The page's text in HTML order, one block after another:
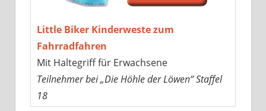
Little Biker Kinderweste zum
Fahrradfahren
Mit Haltegriff für Erwachsene
Teilnehmer bei „Die Höhle der Löwen“ Staffel
18